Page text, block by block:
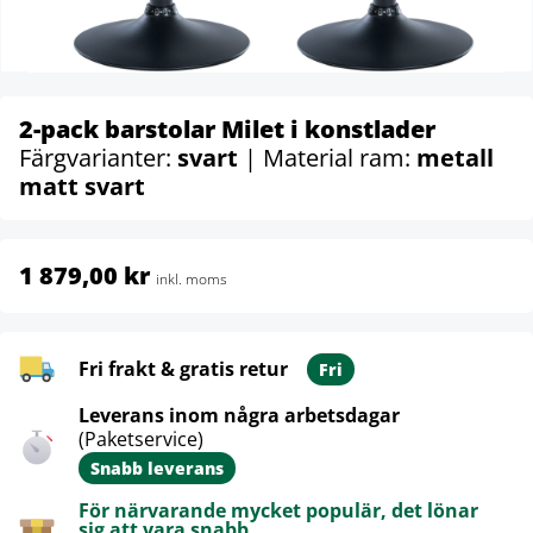
2-pack barstolar Milet i konstlader
Färgvarianter: svart | Material ram: metall
matt svart
1 879,00 kr inkl. moms
Fri frakt & gratis retur Fri
Leverans inom några arbetsdagar
(Paketservice)
Snabb leverans
För närvarande mycket populär, det lönar